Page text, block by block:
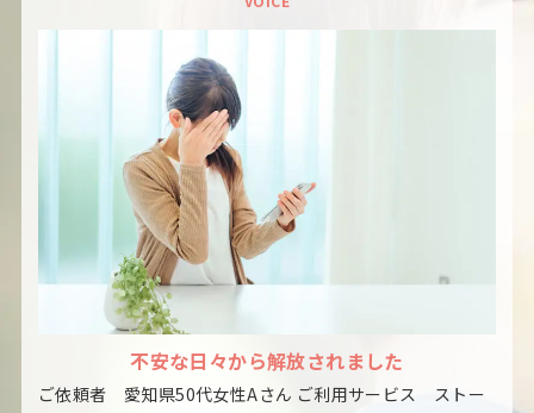
不安な日々から解放されました
ご依頼者 愛知県50代女性Aさん ご利用サービス ストー